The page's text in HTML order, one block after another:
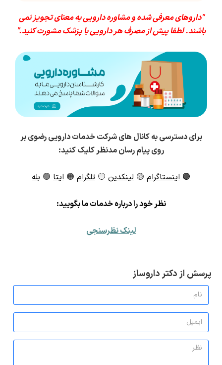
"داروهای معرفی شده و مشاوره دارویی به معنای تجویز نمی
باشند. لطفا پیش از مصرف هر دارویی با پزشک مشورت کنید."
برای دسترسی به کانال های شرکت خدمات دارویی رضوی بر
روی پیام رسان مدنظر کلیک کنید:
🟣 اینستاگرام 🟡 لینکدین 🔵 تلگرام 🟠 ایتا 🟢 بله
نظر خود را درباره خدمات ما بگویید:
لینک نظرسنجی
پرسش از دکتر داروساز